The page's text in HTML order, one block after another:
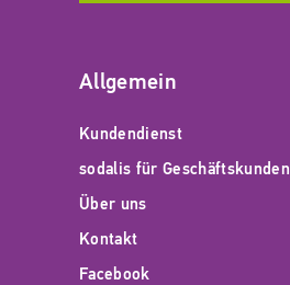
Allgemein
Kundendienst
sodalis für Geschäftskunden
Über uns
Kontakt
Facebook